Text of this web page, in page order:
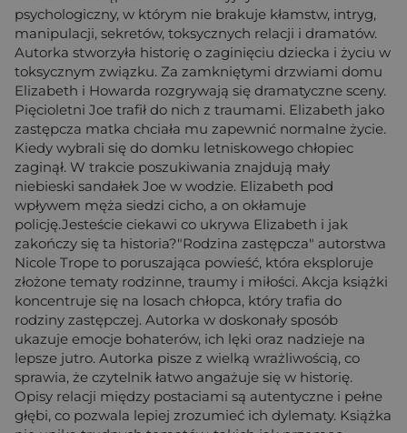
psychologiczny, w którym nie brakuje kłamstw, intryg,
manipulacji, sekretów, toksycznych relacji i dramatów.
Autorka stworzyła historię o zaginięciu dziecka i życiu w
toksycznym związku. Za zamkniętymi drzwiami domu
Elizabeth i Howarda rozgrywają się dramatyczne sceny.
Pięcioletni Joe trafił do nich z traumami. Elizabeth jako
zastępcza matka chciała mu zapewnić normalne życie.
Kiedy wybrali się do domku letniskowego chłopiec
zaginął. W trakcie poszukiwania znajdują mały
niebieski sandałek Joe w wodzie. Elizabeth pod
wpływem męża siedzi cicho, a on okłamuje
policję.Jesteście ciekawi co ukrywa Elizabeth i jak
zakończy się ta historia?"Rodzina zastępcza" autorstwa
Nicole Trope to poruszająca powieść, która eksploruje
złożone tematy rodzinne, traumy i miłości. Akcja książki
koncentruje się na losach chłopca, który trafia do
rodziny zastępczej. Autorka w doskonały sposób
ukazuje emocje bohaterów, ich lęki oraz nadzieje na
lepsze jutro. Autorka pisze z wielką wrażliwością, co
sprawia, że czytelnik łatwo angażuje się w historię.
Opisy relacji między postaciami są autentyczne i pełne
głębi, co pozwala lepiej zrozumieć ich dylematy. Książka